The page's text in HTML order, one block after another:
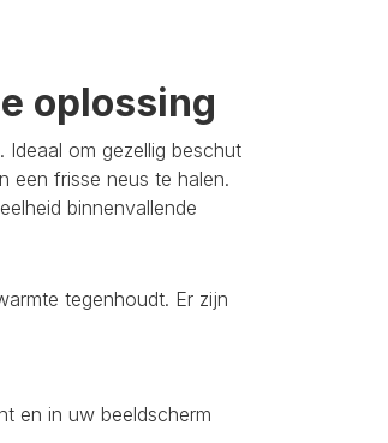
oplossing
om gezellig beschut
een frisse neus te halen.
binnenvallende
tegenhoudt. Er zijn
en in uw beeldscherm